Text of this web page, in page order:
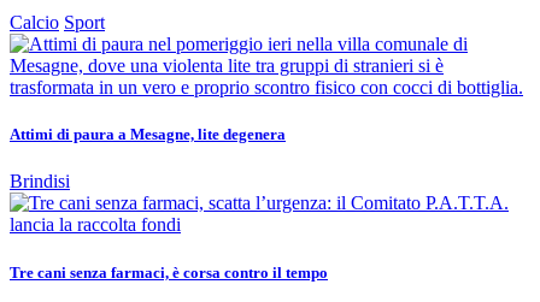
Calcio Sport
Attimi di paura a Mesagne, lite degenera
Brindisi
Tre cani senza farmaci, è corsa contro il tempo